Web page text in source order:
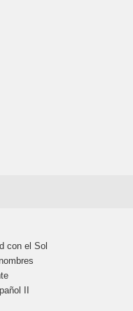
con el Sol
II